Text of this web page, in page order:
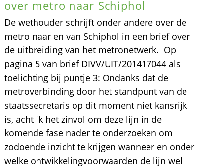
over metro naar Schiphol
De wethouder schrijft onder andere over de
metro naar en van Schiphol in een brief over
de uitbreiding van het metronetwerk. Op
pagina 5 van brief DIVV/UIT/201417044 als
toelichting bij puntje 3: Ondanks dat de
metroverbinding door het standpunt van de
staatssecretaris op dit moment niet kansrijk
is, acht ik het zinvol om deze lijn in de
komende fase nader te onderzoeken om
zodoende inzicht te krijgen wanneer en onder
welke ontwikkelingvoorwaarden de lijn wel